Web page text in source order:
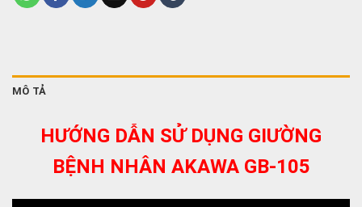
MÔ TẢ
HƯỚNG DẪN SỬ DỤNG GIƯỜNG
BỆNH NHÂN AKAWA GB-105